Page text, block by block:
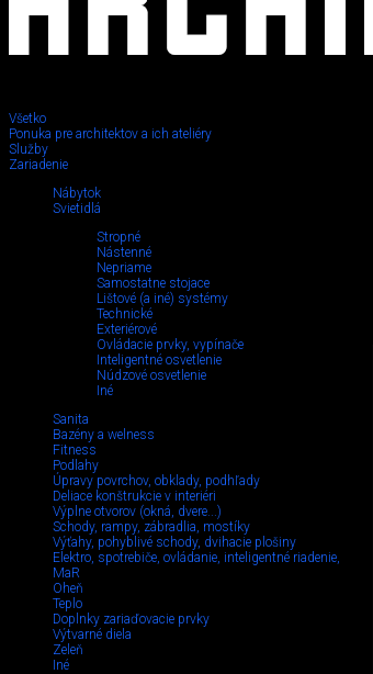
Všetko
Ponuka pre architektov a ich ateliéry
Služby
Zariadenie
Nábytok
Svietidlá
Stropné
Nástenné
Nepriame
Samostatne stojace
Lištové (a iné) systémy
Technické
Exteriérové
Ovládacie prvky, vypínače
Inteligentné osvetlenie
Núdzové osvetlenie
Iné
Sanita
Bazény a welness
Fitness
Podlahy
Úpravy povrchov, obklady, podhľady
Deliace konštrukcie v interiéri
Výplne otvorov (okná, dvere...)
Schody, rampy, zábradlia, mostíky
Výťahy, pohyblivé schody, dvihacie plošiny
Elektro, spotrebiče, ovládanie, inteligentné riadenie,
MaR
Oheň
Teplo
Doplnky zariaďovacie prvky
Výtvarné diela
Zeleň
Iné